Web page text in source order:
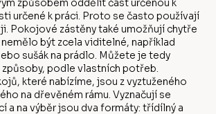
způsobem oddělit část určenou k
určené k práci. Proto se často používají
Pokojové zástěny také umožňují chytře
být zcela viditelné, například
sušák na prádlo. Můžete je tedy
podle vlastních potřeb.
které nabízíme, jsou z vyztuženého
na dřevěném rámu. Vyznačují se
a na výběr jsou dva formáty: třídílný a